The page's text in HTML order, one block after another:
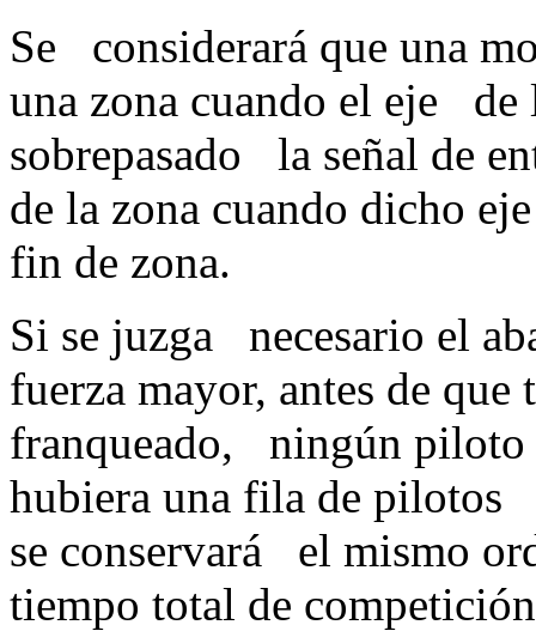
Se considerará que una
una zona cuando el eje
sobrepasado la señal de
de la zona cuando dicho
fin de zona.
Si se juzga necesario el
fuerza mayor, antes de
franqueado, ningún piloto
hubiera una fila de pilotos
se conservará el mismo
tiempo total de